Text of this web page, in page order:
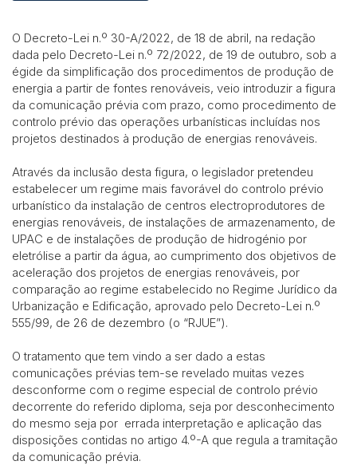
O Decreto-Lei n.º 30-A/2022, de 18 de abril, na redação
dada pelo Decreto-Lei n.º 72/2022, de 19 de outubro, sob a
égide da simplificação dos procedimentos de produção de
energia a partir de fontes renováveis, veio introduzir a figura
da comunicação prévia com prazo, como procedimento de
controlo prévio das operações urbanísticas incluídas nos
projetos destinados à produção de energias renováveis.
Através da inclusão desta figura, o legislador pretendeu
estabelecer um regime mais favorável do controlo prévio
urbanístico da instalação de centros electroprodutores de
energias renováveis, de instalações de armazenamento, de
UPAC e de instalações de produção de hidrogénio por
eletrólise a partir da água, ao cumprimento dos objetivos de
aceleração dos projetos de energias renováveis, por
comparação ao regime estabelecido no Regime Jurídico da
Urbanização e Edificação, aprovado pelo Decreto-Lei n.º
555/99, de 26 de dezembro (o “RJUE”).
O tratamento que tem vindo a ser dado a estas
comunicações prévias tem-se revelado muitas vezes
desconforme com o regime especial de controlo prévio
decorrente do referido diploma, seja por desconhecimento
do mesmo seja por errada interpretação e aplicação das
disposições contidas no artigo 4.º-A que regula a tramitação
da comunicação prévia.